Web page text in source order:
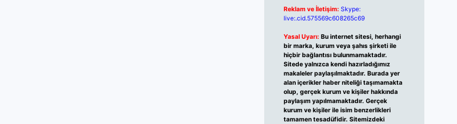
Reklam ve İletişim: Skype:
live:.cid.575569c608265c69
Yasal Uyarı: Bu internet sitesi, herhangi
bir marka, kurum veya şahıs şirketi ile
hiçbir bağlantısı bulunmamaktadır.
Sitede yalnızca kendi hazırladığımız
makaleler paylaşılmaktadır. Burada yer
alan içerikler haber niteliği taşımamakta
olup, gerçek kurum ve kişiler hakkında
paylaşım yapılmamaktadır. Gerçek
kurum ve kişiler ile isim benzerlikleri
tamamen tesadüfidir. Sitemizdeki